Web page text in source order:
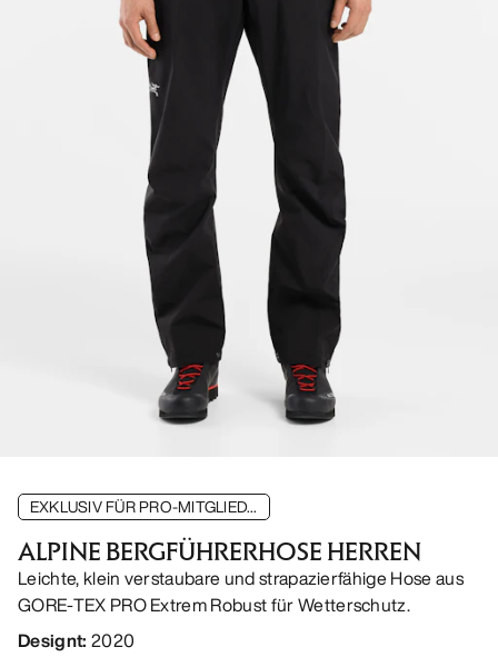
EXKLUSIV FÜR PRO-MITGLIED...
ALPINE BERGFÜHRERHOSE HERREN
Leichte, klein verstaubare und strapazierfähige Hose aus
GORE-TEX PRO Extrem Robust für Wetterschutz.
Designt: 2020